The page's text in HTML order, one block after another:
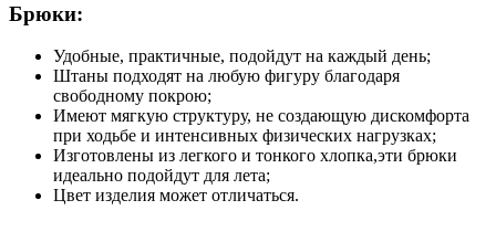
Брюки:
Удобные, практичные, подойдут на каждый день;
Штаны подходят на любую фигуру благодаря
свободному покрою;
Имеют мягкую структуру, не создающую дискомфорта
при ходьбе и интенсивных физических нагрузках;
Изготовлены из легкого и тонкого хлопка,эти брюки
идеально подойдут для лета;
Цвет изделия может отличаться.